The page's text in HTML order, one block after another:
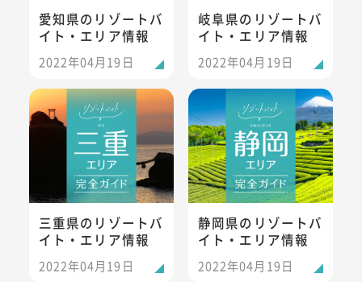
愛知県のリゾートバ
イト・エリア情報
2022年04月19日
岐阜県のリゾートバ
イト・エリア情報
2022年04月19日
三重県のリゾートバイト・エリア情報
三重県のリゾートバ
イト・エリア情報
2022年04月19日
静岡県のリゾートバイト・エリ
静岡県のリゾートバ
イト・エリア情報
2022年04月19日